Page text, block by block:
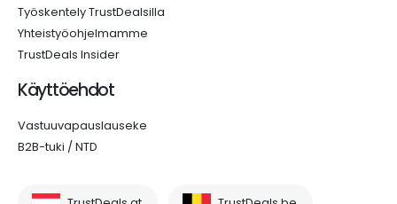
Työskentely TrustDealsilla
Yhteistyöohjelmamme
TrustDeals Insider
Käyttöehdot
Vastuuvapauslauseke
B2B-tuki / NTD